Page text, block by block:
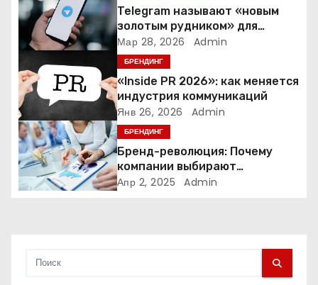
о
з
а
п
и
с
я
Telegram называют «новым
золотым рудником» для
креаторов: как блогеры
создают онлайн-бизнес
Мар 28, 2026 Admin
БРЕНДИНГ
«Inside PR 2026»: как меняется
индустрия коммуникаций
Янв 26, 2026 Admin
БРЕНДИНГ
Бренд-революция: Почему
компании выбирают
адаптивные логотипы?
Апр 2, 2025 Admin